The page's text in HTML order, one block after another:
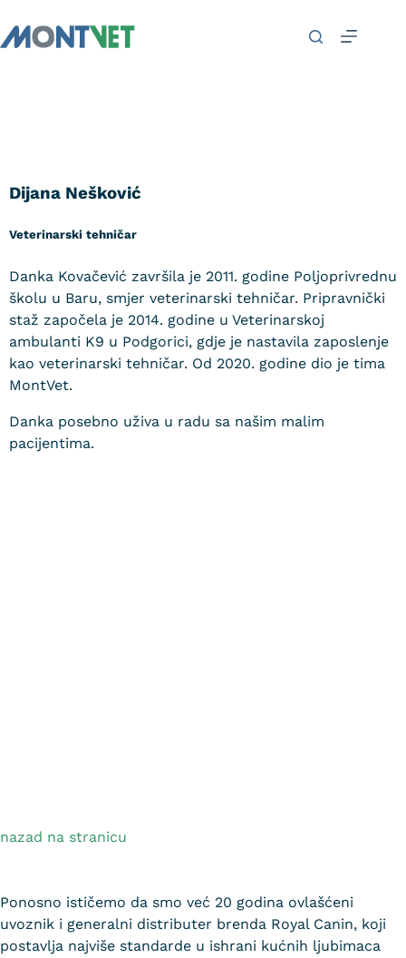
Dijana Nešković
Veterinarski tehničar
Danka Kovačević završila je 2011. godine Poljoprivrednu
školu u Baru, smjer veterinarski tehničar. Pripravnički
staž započela je 2014. godine u Veterinarskoj
ambulanti K9 u Podgorici, gdje je nastavila zaposlenje
kao veterinarski tehničar. Od 2020. godine dio je tima
MontVet.
Danka posebno uživa u radu sa našim malim
pacijentima.
nazad na stranicu
Ponosno ističemo da smo već 20 godina ovlašćeni
uvoznik i generalni distributer brenda Royal Canin, koji
postavlja najviše standarde u ishrani kućnih ljubimaca